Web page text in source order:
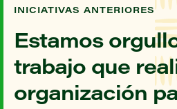
INICIATIVAS ANTERIORES
Estamos
trabajo que
organización